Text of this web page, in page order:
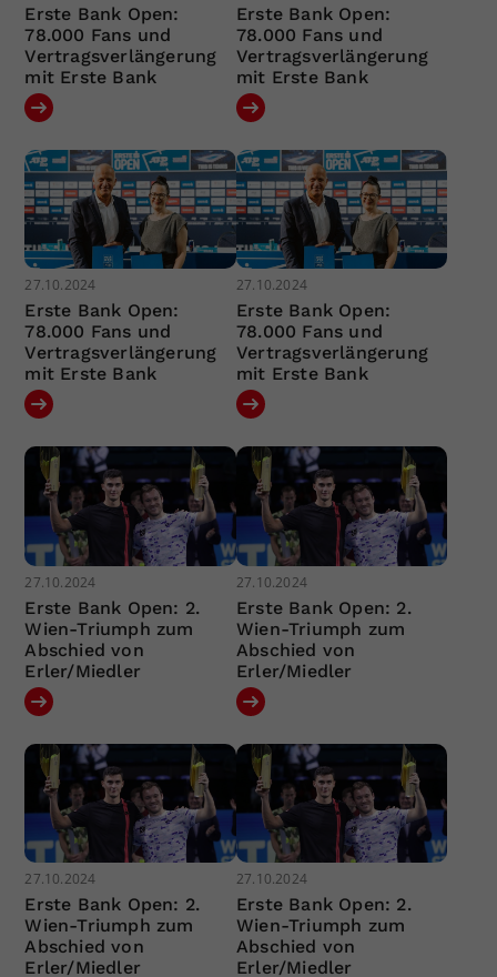
Erste Bank Open:
78.000 Fans und
Vertragsverlängerung
mit Erste Bank
Erste Bank Open:
78.000 Fans und
Vertragsverlängerung
mit Erste Bank
27.10.2024
Erste Bank Open:
78.000 Fans und
Vertragsverlängerung
mit Erste Bank
27.10.2024
Erste Bank Open:
78.000 Fans und
Vertragsverlängerung
mit Erste Bank
27.10.2024
Erste Bank Open: 2.
Wien-Triumph zum
Abschied von
Erler/Miedler
27.10.2024
Erste Bank Open: 2.
Wien-Triumph zum
Abschied von
Erler/Miedler
27.10.2024
Erste Bank Open: 2.
Wien-Triumph zum
Abschied von
Erler/Miedler
27.10.2024
Erste Bank Open: 2.
Wien-Triumph zum
Abschied von
Erler/Miedler